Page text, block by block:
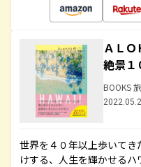
ＡＬ
絶景１
BOOKS
世界を４０年以上歩いて
けする、人生を輝かせる